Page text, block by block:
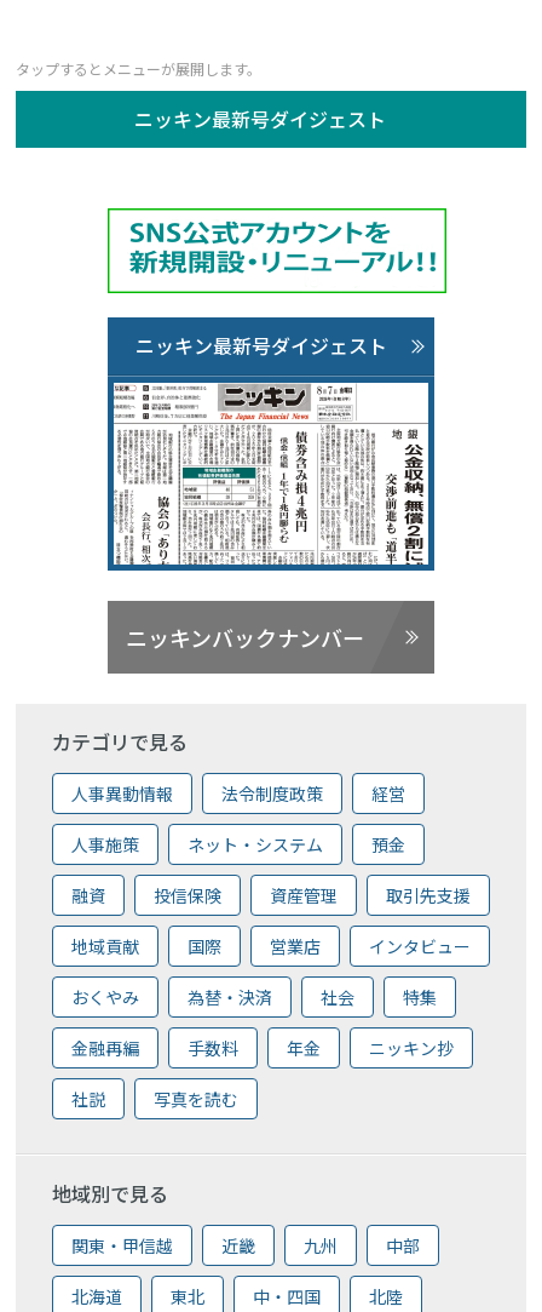
ニッキン最新号ダイジェスト
ニッキン最新号ダイジェスト
ニッキンバックナンバー
カテゴリで見る
人事異動情報 法令制度政策 経営
人事施策 ネット・システム 預金
融資 投信保険 資産管理 取引先支援
地域貢献 国際 営業店 インタビュー
おくやみ 為替・決済 社会 特集
金融再編 手数料 年金 ニッキン抄
社説 写真を読む
地域別で見る
関東・甲信越 近畿 九州 中部
北海道 東北 中・四国 北陸